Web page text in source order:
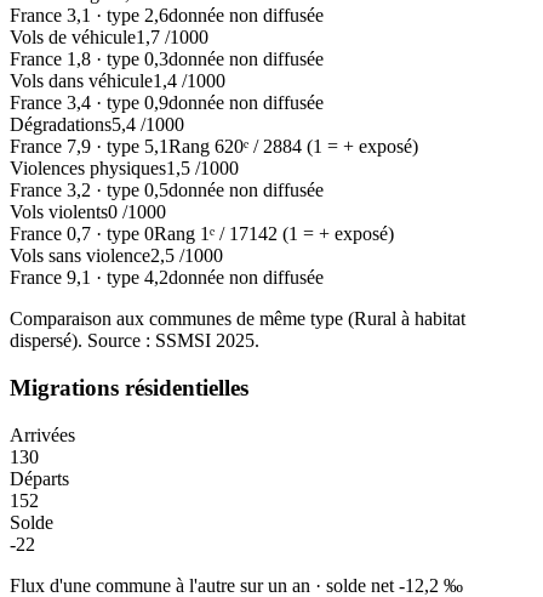
France 3,1 · type 2,6donnée non diffusée
Vols de véhicule1,7 /1000
France 1,8 · type 0,3donnée non diffusée
Vols dans véhicule1,4 /1000
France 3,4 · type 0,9donnée non diffusée
Dégradations5,4 /1000
France 7,9 · type 5,1Rang 620ᵉ /2884 (1 = + exposé)
Violences physiques1,5 /1000
France 3,2 · type 0,5donnée non diffusée
Vols violents0 /1000
France 0,7 · type 0Rang 1ᵉ / 17142 (1 = + exposé)
Vols sans violence2,5 /1000
France 9,1 · type 4,2donnée non diffusée
Comparaison aux communes de même type (Rural à habitat
dispersé). Source : SSMSI 2025.
Migrations résidentielles
Arrivées
130
Départs
152
Solde
-22
Flux d'une commune à l'autre sur un an · solde net -12,2 ‰